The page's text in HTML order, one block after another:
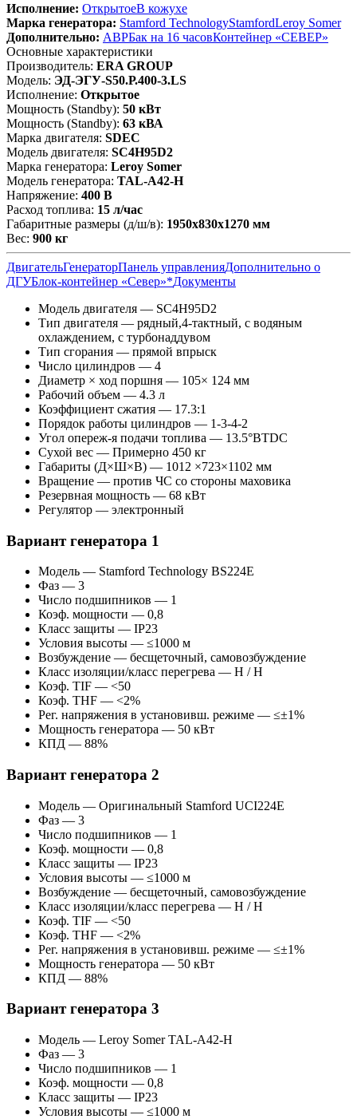
Исполнение: ОткрытоеВ кожухе
Марка генератора: Stamford TechnologyStamfordLeroy Somer
Дополнительно: АВРБак на 16 часовКонтейнер «СЕВЕР»
Основные характеристики
Производитель: ERA GROUP
Модель: ЭД-ЭГУ-S50.Р.400-3.LS
Исполнение: Открытое
Мощность (Standby): 50 кВт
Мощность (Standby): 63 кВА
Марка двигателя: SDEC
Модель двигателя: SC4H95D2
Марка генератора: Leroy Somer
Модель генератора: TAL-A42-H
Напряжение: 400 В
Расход топлива: 15 л/час
Габаритные размеры (д/ш/в): 1950x830x1270 мм
Вес: 900 кг
ДвигательГенераторПанель управленияДополнительно о
ДГУБлок-контейнер «Север»*Документы
Модель двигателя — SC4H95D2
Тип двигателя — рядный,4-тактный, с водяным
охлаждением, с турбонаддувом
Тип сгорания — прямой впрыск
Число цилиндров — 4
Диаметр × ход поршня — 105× 124 мм
Рабочий объем — 4.3 л
Коэффициент сжатия — 17.3:1
Порядок работы цилиндров — 1-3-4-2
Угол опереж-я подачи топлива — 13.5°BTDC
Сухой вес — Примерно 450 кг
Габариты (Д×Ш×В) — 1012 ×723×1102 мм
Вращение — против ЧС со стороны маховика
Резервная мощность — 68 кВт
Регулятор — электронный
Вариант генератора 1
Модель — Stamford Technology BS224E
Фаз — 3
Число подшипников — 1
Коэф. мощности — 0,8
Класс защиты — IP23
Условия высоты — ≤1000 м
Возбуждение — бесщеточный, самовозбуждение
Класс изоляции/класс перегрева — H / H
Коэф. TIF — <50
Коэф. THF — <2%
Рег. напряжения в установивш. режиме — ≤±1%
Мощность генератора — 50 кВт
КПД — 88%
Вариант генератора 2
Модель — Оригинальный Stamford UCI224E
Фаз — 3
Число подшипников — 1
Коэф. мощности — 0,8
Класс защиты — IP23
Условия высоты — ≤1000 м
Возбуждение — бесщеточный, самовозбуждение
Класс изоляции/класс перегрева — H / H
Коэф. TIF — <50
Коэф. THF — <2%
Рег. напряжения в установивш. режиме — ≤±1%
Мощность генератора — 50 кВт
КПД — 88%
Вариант генератора 3
Модель — Leroy Somer TAL-A42-H
Фаз — 3
Число подшипников — 1
Коэф. мощности — 0,8
Класс защиты — IP23
Условия высоты — ≤1000 м